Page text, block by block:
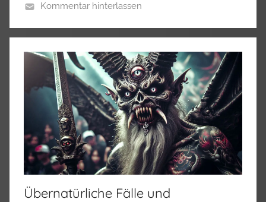
Kommentar hinterlassen
Übernatürliche Fälle und